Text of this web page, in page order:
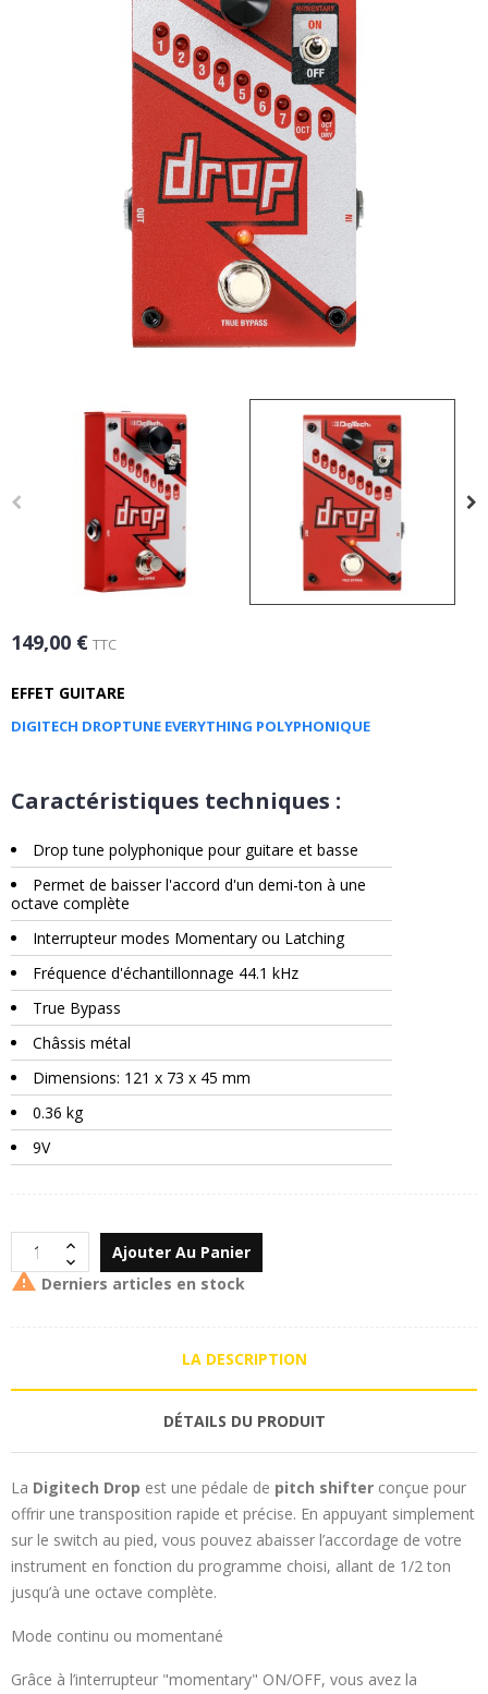
149,00 € TTC
EFFET GUITARE
DIGITECH DROPTUNE EVERYTHING POLYPHONIQUE
Caractéristiques techniques :
Drop tune polyphonique pour guitare et basse
Permet de baisser l'accord d'un demi-ton à une
octave complète
Interrupteur modes Momentary ou Latching
Fréquence d'échantillonnage 44.1 kHz
True Bypass
Châssis métal
Dimensions: 121 x 73 x 45 mm
0.36 kg
9V
Ajouter Au Panier
 Derniers articles en stock
LA DESCRIPTION
DÉTAILS DU PRODUIT
La Digitech Drop est une pédale de pitch shifter conçue pour
offrir une transposition rapide et précise. En appuyant simplement
sur le switch au pied, vous pouvez abaisser l’accordage de votre
instrument en fonction du programme choisi, allant de 1/2 ton
jusqu’à une octave complète.
Mode continu ou momentané
Grâce à l’interrupteur "momentary" ON/OFF, vous avez la